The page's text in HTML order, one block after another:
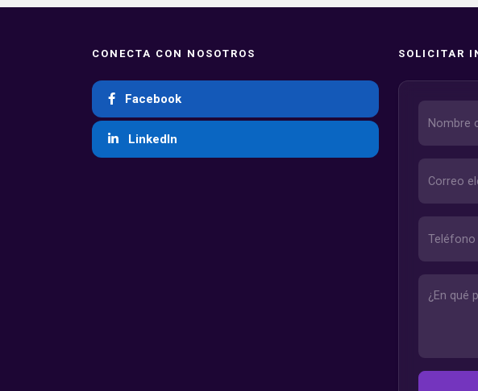
CONECTA CON NOSOTROS
Facebook
LinkedIn
SOLICITAR